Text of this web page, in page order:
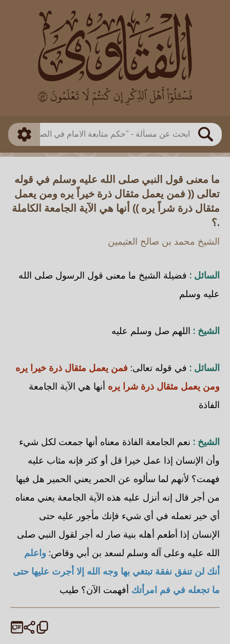
بحث
العالم
بن باز
بن العثيمين
اللجنة الدائمة
طريقة البحث
ذكي
ما معنى قول النبي صلى الله عليه وسلم في قوله
تعالى (( فمن يعمل مثقال ذرة خيراً يره ومن يعمل
مثقال ذرة شراً يره )) أنها هي الآية الجامعة الكاملة
.؟
الشيخ محمد بن صالح العثيمين
السائل : فضيلة الشيخ ما معنى قول الرسول صلى الله
عليه وسلم
الشيخ : اللهم صل وسلم عليه
السائل : في قوله تعالى: فمن يعمل مثقال ذرة خيرا يره
ومن يعمل مثقال ذرة شرا يره أنها هي الآية الجامعة
الفاذة
الشيخ : نعم الجامعة الفاذة معناه أنها جمعت لكل شيء
وأن الإنسان إذا عمل خيرا قل أو كثر فإنه مثاب عليه
فهمت؟ لأنهم لما سألوه عن الحمر يعني الحمير هل فيها
من أجر قال إنه أنزل عليه هذه الآية الجامعة يعني معناه
أي خير تعمله في أي شيء فإنك مأجور عليه حتى
الإنسان إذا أطعم أهله بنية صار له أجر لقول النبي صلى
الله عليه وعلى آله وسلم لسعد بن أبي وقاص: واعلم
أنك لن تنفق نفقة تبتغي بها وجه الله إلا أجرت عليها حتى
ما تجعله في فم امرأتك أفهمت الآن؟ طيب